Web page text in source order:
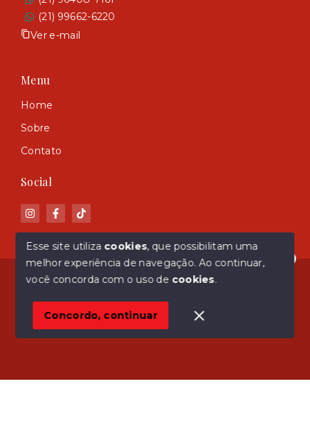
Olá! Estamos disponíveis para te ajudar.
(21) 99662-6220
Ver e-mail
Menu
Home
Sobre
Contato
Social
© Copyright 2026 - ASM Imóveis - Todos os direitos
SITE PARA IMOBILIARIA
Esse site utiliza cookies, que possibilitam uma
melhor experiência de navegação.Ao continuar,
você concorda com o uso de cookies.
Concordo, continuar